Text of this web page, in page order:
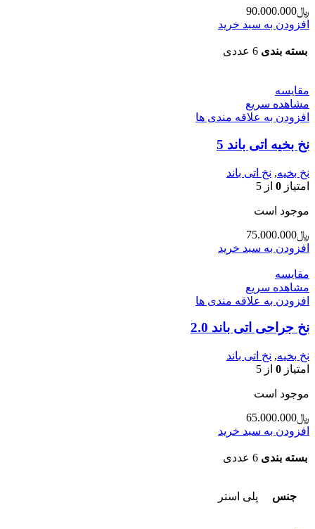
﷼90.000.000
افزودن به سبد خرید
بسته بندی 6 عددی
مقایسه
مشاهده سریع
افزودن به علاقه مندی ها
نخ بخیه اتی باند 5
نخ بخیه, نخ اتی باند
امتیاز 0 از 5
موجود است
﷼75.000.000
افزودن به سبد خرید
مقایسه
مشاهده سریع
افزودن به علاقه مندی ها
نخ جراحی اتی باند 2.0
نخ بخیه, نخ اتی باند
امتیاز 0 از 5
موجود است
﷼65.000.000
افزودن به سبد خرید
بسته بندی 6 عددی
جنس پلی استر